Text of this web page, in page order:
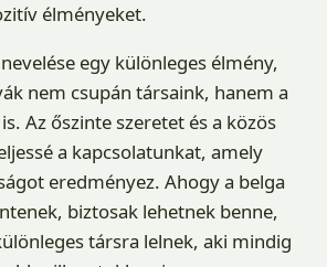
élményeket.
egy különleges élmény,
nem csupán társaink, hanem a
Az őszinte szeretet és a közös
a kapcsolatunkat, amely
eredményez. Ahogy a belga
biztosak lehetnek benne,
társra lelnek, aki mindig